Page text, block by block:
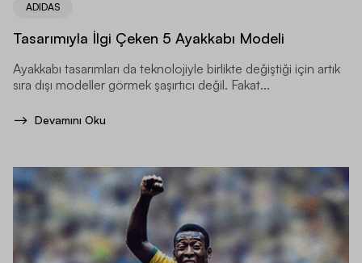
ADIDAS
Tasarımıyla İlgi Çeken 5 Ayakkabı Modeli
Ayakkabı tasarımları da teknolojiyle birlikte değiştiği için artık
sıra dışı modeller görmek şaşırtıcı değil. Fakat...
Devamını Oku